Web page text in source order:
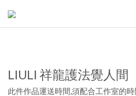
LIULI 祥龍護法覺人間
此件作品運送時間,須配合工作室的